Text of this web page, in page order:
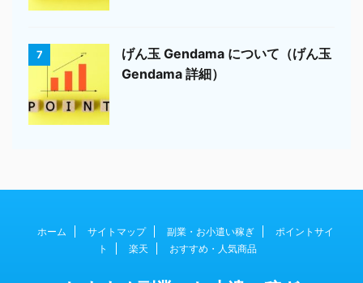
7
げん玉 Gendama について（げん玉
Gendama 詳細）
ホーム サイトマップ 副業・お小遣い稼ぎ
ポイントサイ
ト
楽天 おすすめ・人気商品